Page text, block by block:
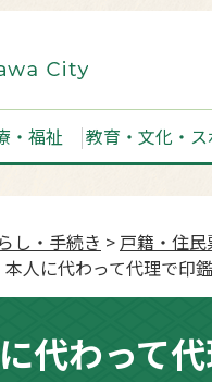
・福祉 教育・文化・
し・手続き > 戸籍・住
人に代わって代理で印
代わって